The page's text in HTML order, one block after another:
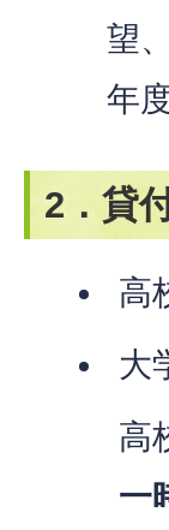
望
年
2．貸
高
大
高
一